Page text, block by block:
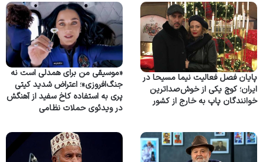
پایان فصل فعالیت نیما مسیحا در
ایران؛ کوچ یکی از خوش‌صداترین
خوانندگان پاپ به خارج از کشور
«موسیقی من برای همدلی است نه
جنگ‌افروزی»؛ اعتراض شدید کیتی
پری به استفاده کاخ سفید از آهنگش
در ویدئوی حملات نظامی